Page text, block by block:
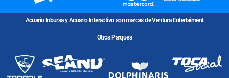
Acuario Inbursa y Acuario Interactivo son marcas de Ventura Entertaiment
Otros Parques